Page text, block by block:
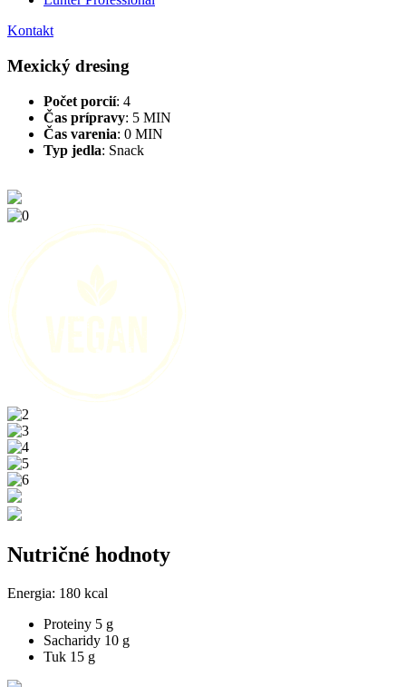
Kontakt
Mexický dresing
Počet porcií: 4
Čas prípravy: 5 MIN
Čas varenia: 0 MIN
Typ jedla: Snack
Nutričné hodnoty
Energia: 180 kcal
Proteiny 5 g
Sacharidy 10 g
Tuk 15 g